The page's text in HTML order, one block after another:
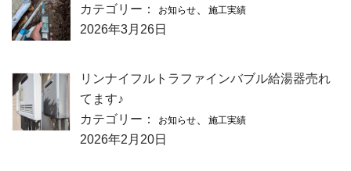
カテゴリー：
お知らせ 施工実績
2026年3月26日
リンナイフルトラファインバブル給湯器売れ
てます♪
カテゴリー：
お知らせ、 施工実績
2026年2月20日